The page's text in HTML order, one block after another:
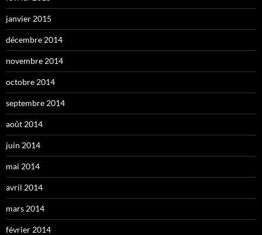
janvier 2015
décembre 2014
novembre 2014
octobre 2014
septembre 2014
août 2014
juin 2014
mai 2014
avril 2014
mars 2014
février 2014